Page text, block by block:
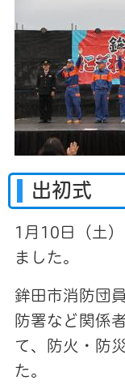
出初式
1月10日（土
ました。
鉾田市消防団
防署など関係
て、防火・防
た。